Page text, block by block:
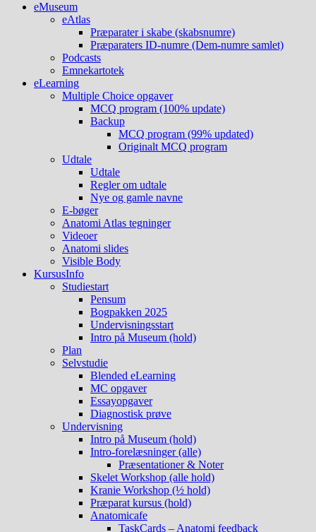
eMuseum
eAtlas
Præparater i skabe (skabsnumre)
Præparaters ID-numre (Dem-numre samlet)
Podcasts
Emnekartotek
eLearning
Multiple Choice opgaver
MCQ program (100% update)
Backup
MCQ program (99% updated)
Originalt MCQ program
Udtale
Udtale
Regler om udtale
Nye og gamle navne
E-bøger
Anatomi Atlas tegninger
Videoer
Anatomi slides
Visible Body
KursusInfo
Studiestart
Pensum
Bogpakken 2025
Undervisningsstart
Intro på Museum (hold)
Plan
Selvstudie
Blended eLearning
MC opgaver
Essayopgaver
Diagnostisk prøve
Undervisning
Intro på Museum (hold)
Intro-forelæsninger (alle)
Præsentationer & Noter
Skelet Workshop (alle hold)
Kranie Workshop (½ hold)
Præparat kursus (hold)
Anatomicafe
TaskCards – Anatomi feedback